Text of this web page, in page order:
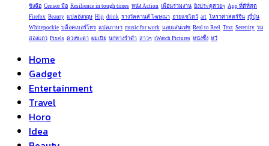
ซิงฉือ Censor มือ Resilience in tough times หนัง Action เพื่อนร่วมงาน ยิงประตูสวยๆ App ที่ดีที่สุด
Firefox Beauty แปลอังกฤษ Hip drink รางวัลคานส์ โฆษณา อายแชโดว์ art โหราศาสตร์จีน ญี่ปุุ่น
Whitepockie บล็อคเบอร์โทร แปลภาษา music for work แอบเล่นเฟซ Real to Reel Text Serenity รถ
สองแถว Pixels ดวงชะตา ผมเปีย นกหางรำดำ สาวๆ iWatch Pictures หนังซึ้ง หวี
Home
Gadget
Entertainment
Travel
Horo
Idea